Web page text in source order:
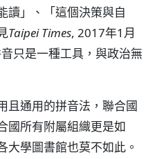
讀」、「這個決策與自
Taipei Times, 2017年1月
只是一種工具，與政治無
且通用的拼音法，聯合國
國所有附屬組織更是如
大學圖書館也莫不如此。